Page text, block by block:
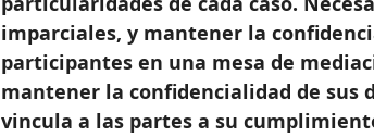
imparciales, y mantener la
participantes en una mesa de
mantener la confidencialidad de sus
vincula a las partes a su